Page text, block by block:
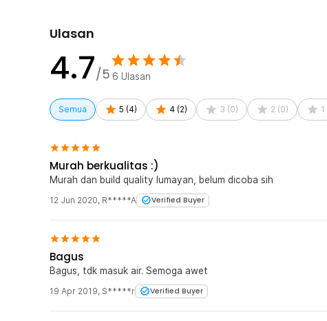
1 x Case Kacamata
2 x Penyangga Hidung
1 x Panduan Penggunaan
Ulasan
4.7/5 6 Ulasan
Semua 5 (4) 4 (2) 3 (0) 2 (0) 1
Murah berkualitas :)
Murah dan build quality lumayan, belum dicoba sih
12 Jun 2020, R*****A Verified Buyer
Bagus
Bagus, tdk masuk air. Semoga awet
19 Apr 2019, S*****r Verified Buyer